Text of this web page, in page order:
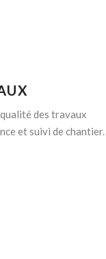
des travaux
et suivi de chantier.